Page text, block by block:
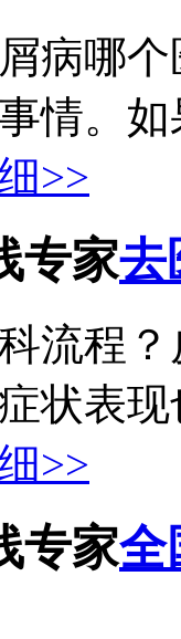
病哪
情。
>>
专家去
流程
状表
>>
专家全